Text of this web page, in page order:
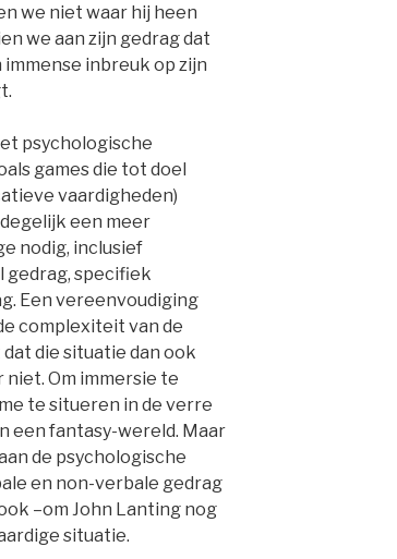
we niet waar hij heen
we aan zijn gedrag dat
inbreuk op zijn
psychologische
games die tot doel
vaardigheden)
een meer
nodig, inclusief
gedrag, specifiek
Een vereenvoudiging
complexiteit van de
die situatie dan ook
niet. Om immersie te
te situeren in de verre
een fantasy-wereld. Maar
de psychologische
en non-verbale gedrag
–om John Lanting nog
situatie.